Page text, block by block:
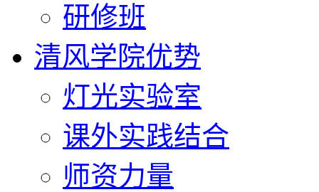
研修班
清风学院优势
灯光实验室
课外实践结合
师资力量